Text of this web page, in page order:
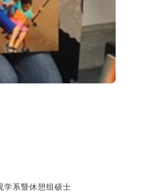
学系暨休憩组硕士